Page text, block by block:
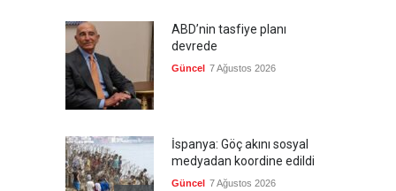
ABD’nin tasfiye planı
devrede
Güncel 7 Ağustos 2026
İspanya: Göç akını sosyal
medyadan koordine edildi
Güncel 7 Ağustos 2026